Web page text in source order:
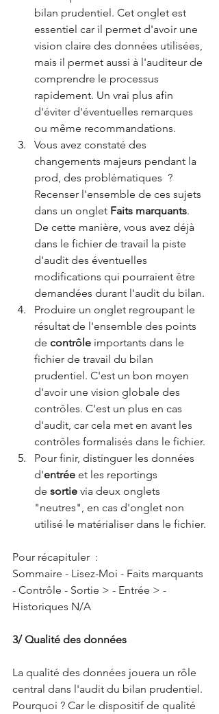
bilan prudentiel. Cet onglet est
essentiel car il permet d'avoir une
vision claire des données utilisées,
mais il permet aussi à l'auditeur de
comprendre le processus
rapidement. Un vrai plus afin
d'éviter d'éventuelles remarques
ou même recommandations.
Vous avez constaté des
changements majeurs pendant la
prod, des problématiques  ?
Recenser l'ensemble de ces sujets
dans un onglet Faits marquants.
De cette manière, vous avez déjà
dans le fichier de travail la piste
d'audit des éventuelles
modifications qui pourraient être
demandées durant l'audit du bilan.
Produire un onglet regroupant le
résultat de l'ensemble des points
de contrôle importants dans le
fichier de travail du bilan
prudentiel. C'est un bon moyen
d'avoir une vision globale des
contrôles. C'est un plus en cas
d'audit, car cela met en avant les
contrôles formalisés dans le fichier.
Pour finir, distinguer les données
d'entrée et les reportings
de sortie via deux onglets
"neutres", en cas d'onglet non
utilisé le matérialiser dans le fichier.
Pour récapituler  :
Sommaire - Lisez-Moi - Faits marquants
- Contrôle - Sortie > - Entrée > -
Historiques N/A
3/ Qualité des données
La qualité des données jouera un rôle
central dans l'audit du bilan prudentiel.
Pourquoi ? Car le dispositif de qualité